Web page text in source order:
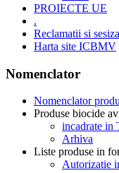
PROIECTE UE
.
Reclamatii si
Harta site ICBMV
Nomenclator
Nomenclator
Produse biocide
incadrate in
Arhiva
Liste produse in
Autorizatie